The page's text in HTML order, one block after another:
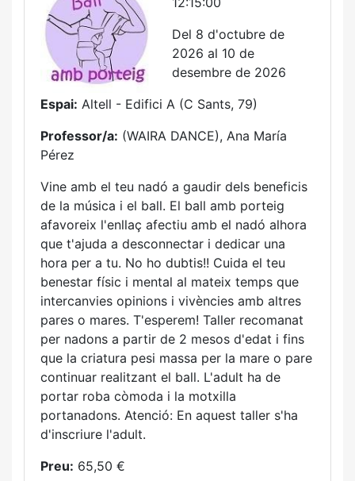
Del 8 d'octubre de
2026 al 10 de
desembre de 2026
Espai: Altell - Edifici A (C Sants, 79)
Professor/a: (WAIRA DANCE), Ana María
Pérez
Vine amb el teu nadó a gaudir dels beneficis
de la música i el ball. El ball amb porteig
afavoreix l'enllaç afectiu amb el nadó alhora
que t'ajuda a desconnectar i dedicar una
hora per a tu. No ho dubtis!! Cuida el teu
benestar físic i mental al mateix temps que
intercanvies opinions i vivències amb altres
pares o mares. T'esperem! Taller recomanat
per nadons a partir de 2 mesos d'edat i fins
que la criatura pesi massa per la mare o pare
continuar realitzant el ball. L'adult ha de
portar roba còmoda i la motxilla
portanadons. Atenció: En aquest taller s'ha
d'inscriure l'adult.
Preu: 65,50 €